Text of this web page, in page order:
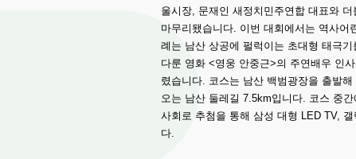
울시장, 문재인 새정치민주연합 대표와
마무리됐습니다. 이번 대회에서는 역사어
례는 남산 상공에 펄럭이는 초대형 태극
다룬 영화 <영웅 안중근>의 주연배우 인
렸습니다. 코스는 남산 백범광장을 출발
오는 남산 둘레길 7.5km입니다. 코스 중
사회로 추첨을 통해 삼성 대형 LED TV,
다.